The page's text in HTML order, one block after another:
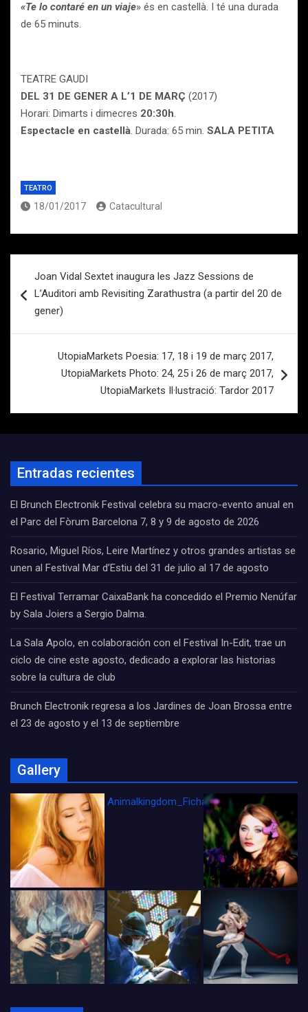
«Te lo contaré en un viaje» és en castellà. I té una durada
de 65 minuts.
TEATRE GAUDI
DEL 31 DE GENER A L’1 DE MARÇ (2017)
Horari: Dimarts i dimecres 20:30h.
Espectacle en castellà. Durada: 65 min. SALA PETITA
TEATRO
18/01/2017 Catacultural
de
entradas
Joan Vidal Sextet inaugura les Jazz Sessions de
L’Auditori amb Revisiting Zarathustra (a partir del 20 de
gener)
UtopiaMarkets Poesia: 17, 18 i 19 de març 2017,
UtopiaMarkets Photo: 24, 25 i 26 de març 2017,
UtopiaMarkets Il·lustració: Tardor 2017
Entradas recientes
El Brunch Electronik Festival celebra su macro-evento anual en
el Parc del Fòrum Barcelona 7, 8 y 9 de agosto de 2026
Rosario, Miguel Ríos, Leire Martínez y otros grandes artistas se
unen al Festival Mar d’Estiu del 31 de julio al 17 de agosto
El Festival Terramar CaixaBank ha concedido el Premio Nenúfar
by Sala Joiers a Sergio Dalma.
La Sala Apolo, en colaboración con el Festival In-Edit, trae un
ciclo de cine este agosto, dedicado a explorar las historias
sobre la cultura de club
Brunch Electronik regresa a los Jardines de Joan Brossa entre
el 23 de agosto y el 13 de septiembre
Gallery
Animalkingdom_FichaCine